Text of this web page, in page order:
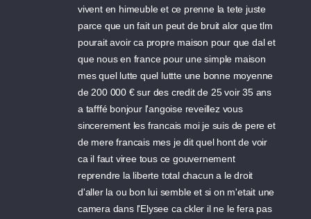
vivent en himeuble et ce prenne la tete juste
parce que un fait un peut de bruit alor que tlm
pourait avoir ca propre maison pour que dal et
que nous en france pour une simple maison
mes quel lutte quel luttte une bonne moyenne
de 200 000 € sur des credit de 25 voir 35 ans
a tafffé bonjour l'angoise reveillez vous
sincerement les francais moi je suis de pere et
de mere francais mes je dit quel hont de voir
ca il faut viree tous ce gouvernement
reprendre la liberte total chacun a le droit
d'aller la ou bon lui semble et si on m'etait une
camera dans l'Elysee ca ckler il ne le fera pas